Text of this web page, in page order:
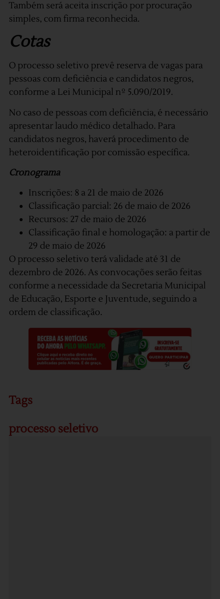
Também será aceita inscrição por procuração
simples, com firma reconhecida.
Cotas
O processo seletivo prevê reserva de vagas para
pessoas com deficiência e candidatos negros,
conforme a Lei Municipal nº 5.090/2019.
No caso de pessoas com deficiência, é necessário
apresentar laudo médico detalhado. Para
candidatos negros, haverá procedimento de
heteroidentificação por comissão específica.
Cronograma
Inscrições: 8 a 21 de maio de 2026
Classificação parcial: 26 de maio de 2026
Recursos: 27 de maio de 2026
Classificação final e homologação: a partir de
29 de maio de 2026
O processo seletivo terá validade até 31 de
dezembro de 2026. As convocações serão feitas
conforme a necessidade da Secretaria Municipal
de Educação, Esporte e Juventude, seguindo a
ordem de classificação.
Tags
processo seletivo